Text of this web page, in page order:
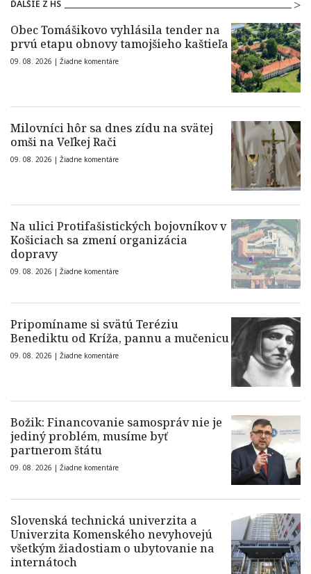
ĎALŠIE Z HS
Obec Tomášikovo vyhlásila tender na
prvú etapu obnovy tamojšieho kaštieľa
09. 08. 2026 | Žiadne komentáre
Milovníci hôr sa dnes zídu na svätej
omši na Veľkej Rači
09. 08. 2026 | Žiadne komentáre
Na ulici Protifašistických bojovníkov v
Košiciach sa zmení organizácia
dopravy
09. 08. 2026 | Žiadne komentáre
Pripomíname si svätú Teréziu
Benediktu od Kríža, pannu a mučenicu
09. 08. 2026 | Žiadne komentáre
Božik: Financovanie samospráv nie je
jediný problém, musíme byť
partnerom štátu
09. 08. 2026 | Žiadne komentáre
Slovenská technická univerzita a
Univerzita Komenského nevyhovejú
všetkým žiadostiam o ubytovanie na
internátoch